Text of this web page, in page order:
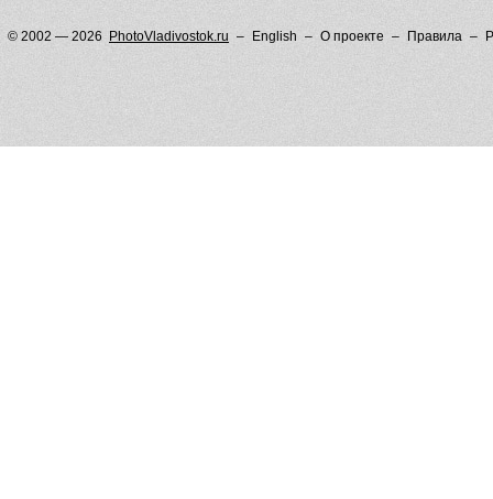
© 2002 — 2026 PhotoVladivostok.ru English О проекте Правила